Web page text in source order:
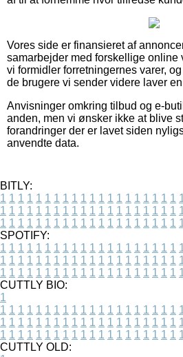
Vores side er finansieret af
samarbejder med forskellige online
vi formidler forretningernes varer,
de brugere vi sender videre laver
Anvisninger omkring tilbud og e-
anden, men vi ønsker ikke at blive
forandringer der er lavet siden
anvendte data.
BITLY:
1 1 1 1 1 1 1 1 1 1 1 1 1 1 1 1 1 1 1 1
1 1 1 1 1 1 1 1 1 1 1 1 1 1 1 1 1 1 1 1
1 1 1 1 1 1 1 1 1 1 1 1 1 1 1 1 1 1 1 1
SPOTIFY:
1 1 1 1 1 1 1 1 1 1 1 1 1 1 1 1 1 1 1 1
1 1 1 1 1 1 1 1 1 1 1 1 1 1 1 1 1 1 1 1
1 1 1 1 1 1 1 1 1 1 1 1 1 1 1 1 1 1 1 1
CUTTLY BIO:
1
1 1 1 1 1 1 1 1 1 1 1 1 1 1 1 1 1 1 1 1
1 1 1 1 1 1 1 1 1 1 1 1 1 1 1 1 1 1 1 1
1 1 1 1 1 1 1 1 1 1 1 1 1 1 1 1 1 1 1 1
CUTTLY OLD: